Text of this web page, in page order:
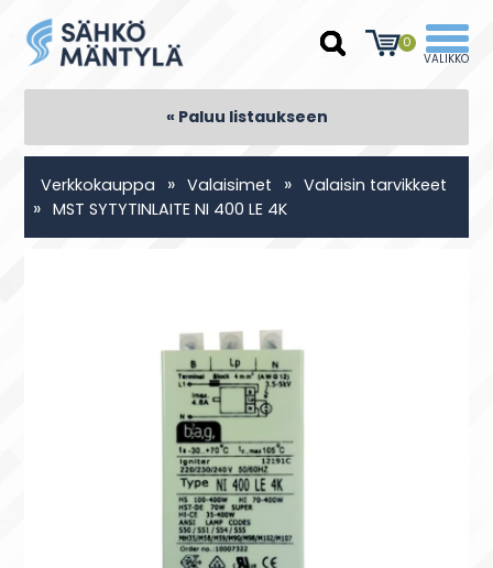
0
« Paluu listaukseen
Verkkokauppa » Valaisimet » Valaisin tarvikkeet
» MST SYTYTINLAITE NI 400 LE 4K